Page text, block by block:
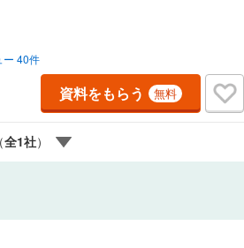
か分からないリアルな情報も含めて、一緒
きましょう。まずはお気軽にご相談くださ
対象店舗】当店で物件を成約するとPayPay
！ 不動産 物件ご成約キャンペーン」の対象
見学予約をする」ボタンからお問い合わせく
でログインしてください。※PayPayボーナス
。ご案内・詳細な資料のご請求はお気軽にど
ー 40件
資料をもらう 無料
全1社）
東急目黒線( 2
都電荒川線(10)
都営日暮里・舎人ライナー
オール電化（ 0）